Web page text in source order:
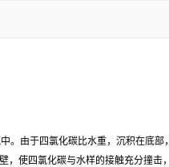
。由于四氯化碳比水重，沉积在底部
使四氯化碳与水样的接触充分撞击